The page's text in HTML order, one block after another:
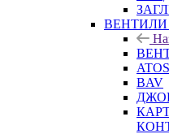
ВЕНТИЛИ
ATOS
BAV